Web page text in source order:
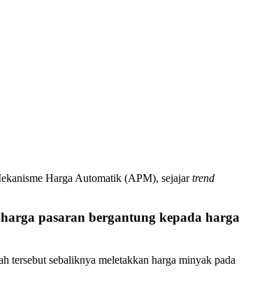
Harga Automatik (APM), sejajartrend
pasaran bergantung kepada harga
tersebut sebaliknya meletakkan harga minyak pada